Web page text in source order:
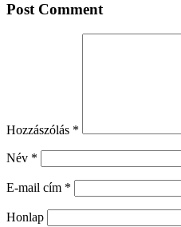
Post Comment
Hozzászólás *
Név *
E-mail cím *
Honlap